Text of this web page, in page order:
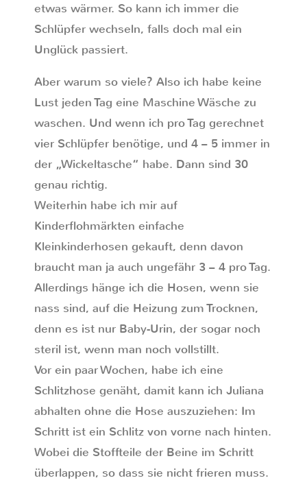
etwas wärmer. So kann ich immer die
Schlüpfer wechseln, falls doch mal ein
Unglück passiert.
Aber warum so viele? Also ich habe keine
Lust jeden Tag eine Maschine Wäsche zu
waschen. Und wenn ich pro Tag gerechnet
vier Schlüpfer benötige, und 4 – 5 immer in
der „Wickeltasche“ habe. Dann sind 30
genau richtig.
Weiterhin habe ich mir auf
Kinderflohmärkten einfache
Kleinkinderhosen gekauft, denn davon
braucht man ja auch ungefähr 3 – 4 pro Tag.
Allerdings hänge ich die Hosen, wenn sie
nass sind, auf die Heizung zum Trocknen,
denn es ist nur Baby-Urin, der sogar noch
steril ist, wenn man noch vollstillt.
Vor ein paar Wochen, habe ich eine
Schlitzhose genäht, damit kann ich Juliana
abhalten ohne die Hose auszuziehen: Im
Schritt ist ein Schlitz von vorne nach hinten.
Wobei die Stoffteile der Beine im Schritt
überlappen, so dass sie nicht frieren muss.